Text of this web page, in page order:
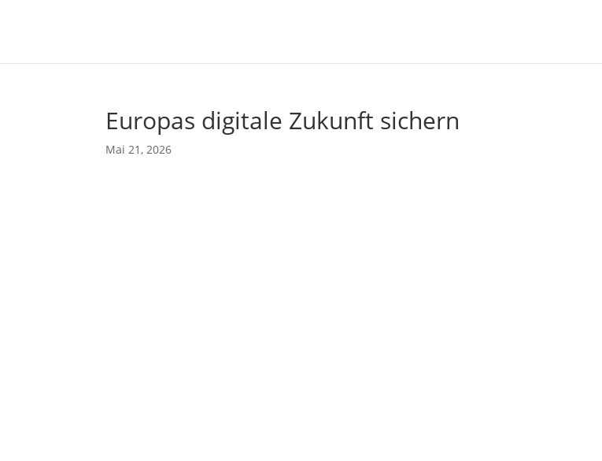
Europas digitale Zukunft sichern
Mai 21, 2026